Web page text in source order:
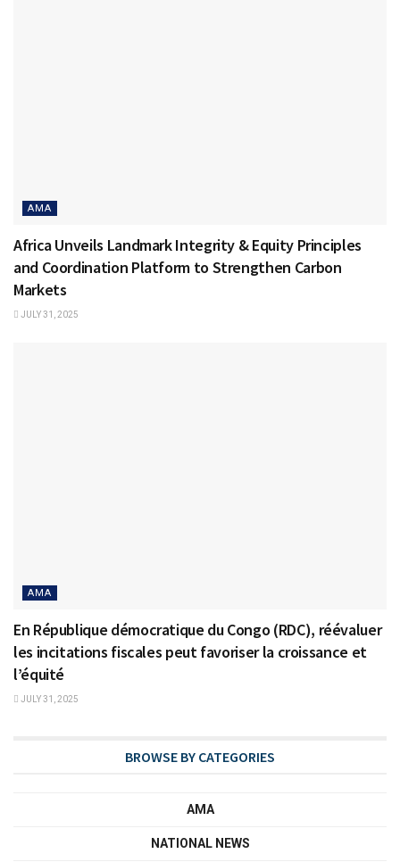
AMA
Africa Unveils Landmark Integrity & Equity Principles
and Coordination Platform to Strengthen Carbon
Markets
JULY 31, 2025
AMA
En République démocratique du Congo (RDC), réévaluer
les incitations fiscales peut favoriser la croissance et
l’équité
JULY 31, 2025
BROWSE BY CATEGORIES
AMA
NATIONAL NEWS